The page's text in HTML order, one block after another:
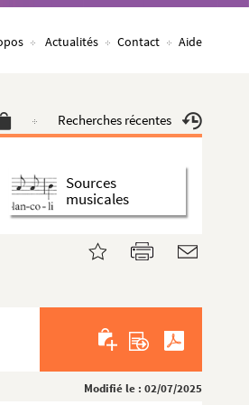
Actualités Contact Aide
Recherches récentes
Sources
musicales
Modifié le : 02/07/2025